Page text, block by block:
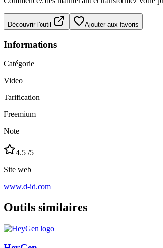
Découvrir l'outil Ajouter aux favoris
Informations
Catégorie
Video
Tarification
Freemium
Note
4.5 /5
Site web
www.d-id.com
Outils similaires